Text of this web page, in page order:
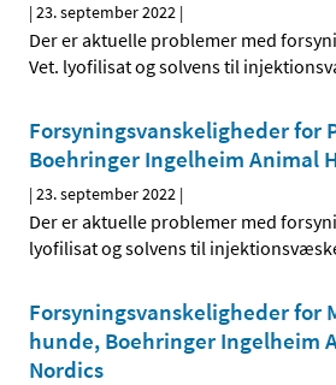
|23. september 2022 |
Der er aktuelle problemer med
Vet. lyofilisat og solvens til
Forsyningsvanskeligheder for
Boehringer Ingelheim Animal
|23. september 2022 |
Der er aktuelle problemer med
lyofilisat og solvens til
Forsyningsvanskeligheder for
hunde, Boehringer Ingelheim
Nordics